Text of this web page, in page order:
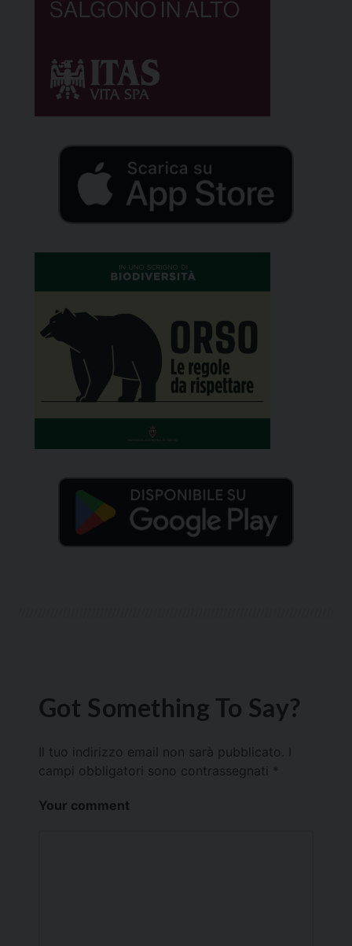
Got Something To Say?
Il tuo indirizzo email non sarà pubblicato.
campi obbligatori sono contrassegnati *
Your comment